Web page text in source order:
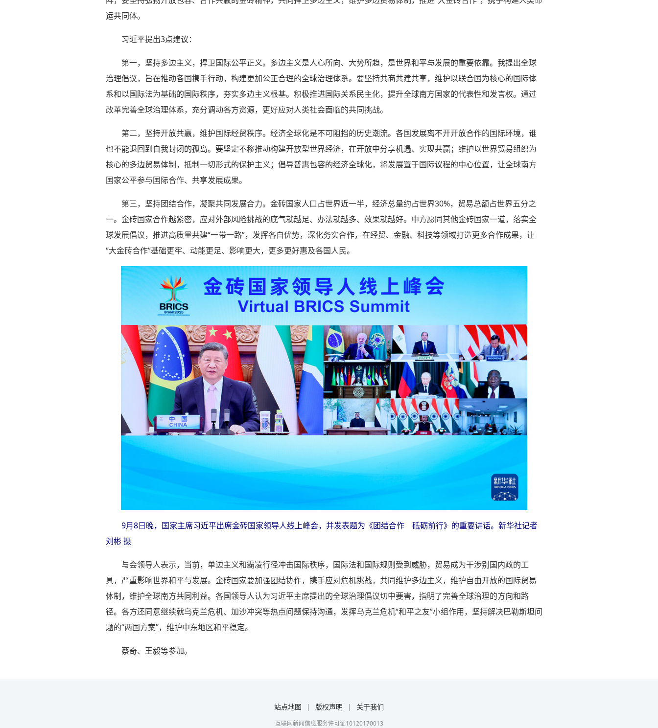
运共同体。
习近平提出3点建议：
第一，坚持多边主义，捍卫国际公平正义。多边主义是人心所向、大势所趋，是世界和平与发展的重要依靠。我提出全球
治理倡议，旨在推动各国携手行动，构建更加公正合理的全球治理体系。要坚持共商共建共享，维护以联合国为核心的国际体
系和以国际法为基础的国际秩序，夯实多边主义根基。积极推进国际关系民主化，提升全球南方国家的代表性和发言权。通过
改革完善全球治理体系，充分调动各方资源，更好应对人类社会面临的共同挑战。
第二，坚持开放共赢，维护国际经贸秩序。经济全球化是不可阻挡的历史潮流。各国发展离不开开放合作的国际环境，谁
也不能退回到自我封闭的孤岛。要坚定不移推动构建开放型世界经济，在开放中分享机遇、实现共赢；维护以世界贸易组织为
核心的多边贸易体制，抵制一切形式的保护主义；倡导普惠包容的经济全球化，将发展置于国际议程的中心位置，让全球南方
国家公平参与国际合作、共享发展成果。
第三，坚持团结合作，凝聚共同发展合力。金砖国家人口占世界近一半，经济总量约占世界30%，贸易总额占世界五分之
一。金砖国家合作越紧密，应对外部风险挑战的底气就越足、办法就越多、效果就越好。中方愿同其他金砖国家一道，落实全
球发展倡议，推进高质量共建“一带一路”，发挥各自优势，深化务实合作，在经贸、金融、科技等领域打造更多合作成果，让
“大金砖合作”基础更牢、动能更足、影响更大，更多更好惠及各国人民。
9月8日晚，国家主席习近平出席金砖国家领导人线上峰会，并发表题为《团结合作 砥砺前行》的重要讲话。新华社记者
刘彬 摄
与会领导人表示，当前，单边主义和霸凌行径冲击国际秩序，国际法和国际规则受到威胁，贸易成为干涉别国内政的工
具，严重影响世界和平与发展。金砖国家要加强团结协作，携手应对危机挑战，共同维护多边主义，维护自由开放的国际贸易
体制，维护全球南方共同利益。各国领导人认为习近平主席提出的全球治理倡议切中要害，指明了完善全球治理的方向和路
径。各方还同意继续就乌克兰危机、加沙冲突等热点问题保持沟通，发挥乌克兰危机“和平之友”小组作用，坚持解决巴勒斯坦问
题的“两国方案”，维护中东地区和平稳定。
蔡奇、王毅等参加。
站点地图 | 版权声明 | 关于我们
互联网新闻信息服务许可证10120170013